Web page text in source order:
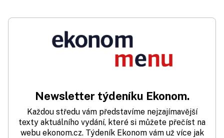
Newsletter týdeníku Ekonom.
Každou středu vám představíme nejzajímavější
texty aktuálního vydání, které si můžete přečíst na
webu ekonom.cz. Týdeník Ekonom vám už více jak